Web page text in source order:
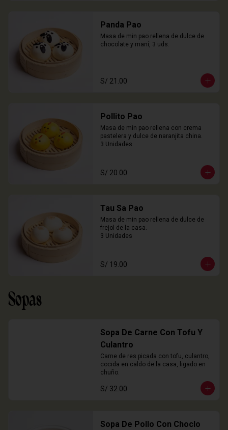
Panda Pao
Masa de min pao rellena de dulce de
chocolate y maní, 3 uds.
S/ 21.00
Pollito Pao
Masa de min pao rellena con crema
pastelera y dulce de naranjita china.
3 Unidades
S/ 20.00
Tau Sa Pao
Masa de min pao rellena de dulce de
frejol de la casa.
3 Unidades
S/ 19.00
Sopas
Sopa De Carne Con Tofu Y
Culantro
Carne de res picada con tofu, culantro,
cocida en caldo de la casa, ligado en
chuño.
S/ 32.00
Sopa De Pollo Con Choclo